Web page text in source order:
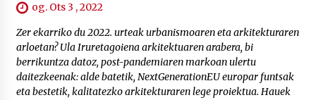
og. Ots 3 , 2022
Zer ekarriko du 2022. urteak urbanismoaren eta arkitekturaren
arloetan? Ula Iruretagoiena arkitektuaren arabera, bi
berrikuntza datoz, post-pandemiaren markoan ulertu
daitezkeenak: alde batetik, NextGenerationEU europar funtsak
eta bestetik, kalitatezko arkitekturaren lege proiektua. Hauek